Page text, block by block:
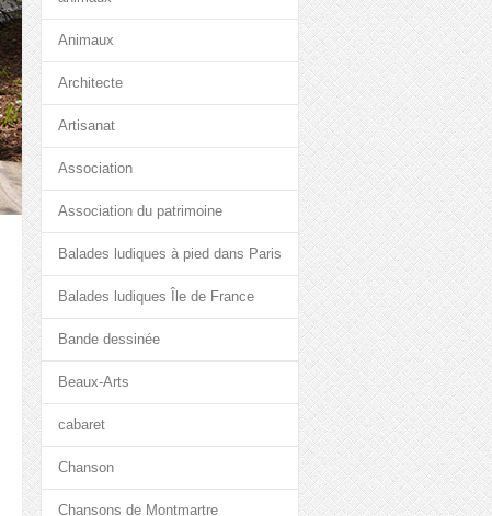
Animaux
Architecte
Artisanat
Association
Association du patrimoine
Balades ludiques à pied dans Paris
Balades ludiques Île de France
Bande dessinée
Beaux-Arts
cabaret
Chanson
Chansons de Montmartre